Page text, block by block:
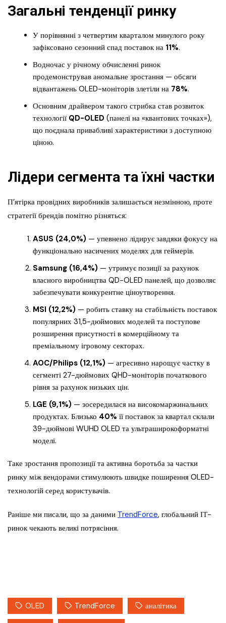
Загальні тенденції ринку
У порівнянні з четвертим кварталом минулого року
зафіксовано сезонний спад поставок на 11%.
Водночас у річному обчисленні ринок
продемонстрував аномальне зростання — обсяги
відвантажень OLED-моніторів злетіли на 78%.
Основним драйвером такого стрибка став розвиток
технології QD-OLED (панелі на «квантових точках»),
що поєднала привабливі характеристики з доступною
ціною.
Лідери сегмента та їхні частки
П’ятірка провідних виробників залишається незмінною, проте
стратегії брендів помітно різняться:
ASUS (24,0%) — упевнено лідирує завдяки фокусу на
функціонально насичених моделях для геймерів.
Samsung (16,4%) — утримує позиції за рахунок
власного виробництва QD-OLED панелей, що дозволяє
забезпечувати конкурентне ціноутворення.
MSI (12,2%) — робить ставку на стабільність поставок
популярних 31,5-дюймових моделей та поступове
розширення присутності в комерційному та
преміальному ігровому секторах.
AOC/Philips (12,1%) — агресивно нарощує частку в
сегменті 27-дюймових QHD-моніторів початкового
рівня за рахунок низьких цін.
LGE (9,1%) — зосередилася на високомаржинальних
продуктах. Близько 40% її поставок за квартал склали
39-дюймові WUHD OLED та ультраширокоформатні
моделі.
Таке зростання пропозиції та активна боротьба за частки
ринку між вендорами стимулюють швидке поширення OLED-
технологій серед користувачів.
Раніше ми писали, що за даними TrendForce, глобальний ІТ-
ринок чекають великі потрясіння.
OLED TrendForce аналітика